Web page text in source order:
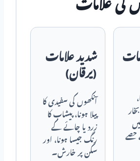
حصے
شدید علامات
(یرقان)
آنکھوں کی سفیدی کا
پیلا ہونا، پیشاب کا
زرد یا چائے کے
رنگ جیسا ہونا، اور
سکن پر خارش۔